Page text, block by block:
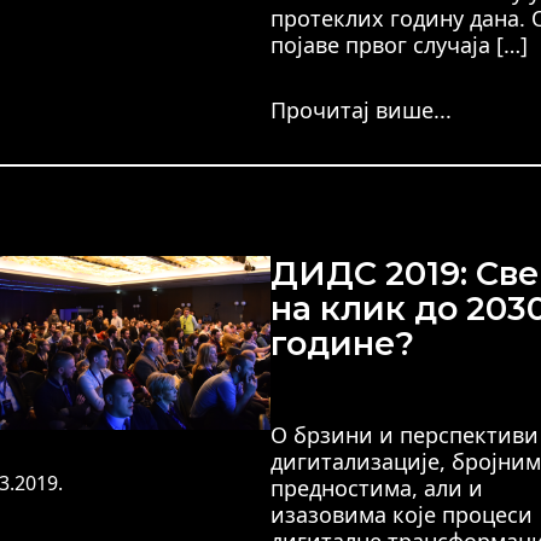
протеклих годину дана.
појаве првог случаја […]
Прочитај више...
ДИДС 2019: Све
на клик до
године?
О брзини и перспективи
дигитализације, бројним
предностима, али и
изазовима које процеси